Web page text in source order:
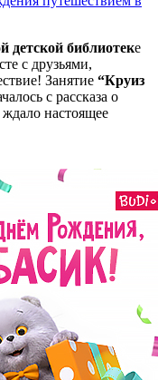
детской библиотеке
с друзьями,
Занятие “Круиз
с рассказа о
настоящее